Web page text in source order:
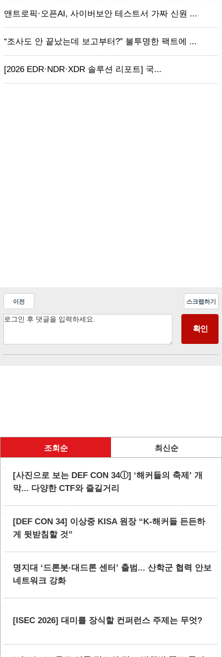
앤트로픽·오픈AI, 사이버보안 테스트서 가짜 신원 ...
“조사도 안 끝났는데 보고부터?” 불투명한 팩트에 ...
[2026 EDR·NDR·XDR 솔루션 리포트] 국...
이전 스크랩하기
조회순 최신순
[사진으로 보는 DEF CON 34ⓛ] ‘해커들의 축제’ 개
막... 다양한 CTF와 즐길거리
[DEF CON 34] 이상중 KISA 원장 “K-해커들 든든하
게 뒷받침할 것”
명지대 ‘드론봇·대드론 센터’ 출범... 산학군 협력 안보
네트워크 강화
[ISEC 2026] 대미를 장식할 컨퍼런스 주제는 무엇?